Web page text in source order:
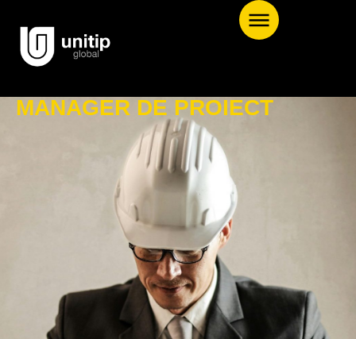
MANAGER DE PROIECT